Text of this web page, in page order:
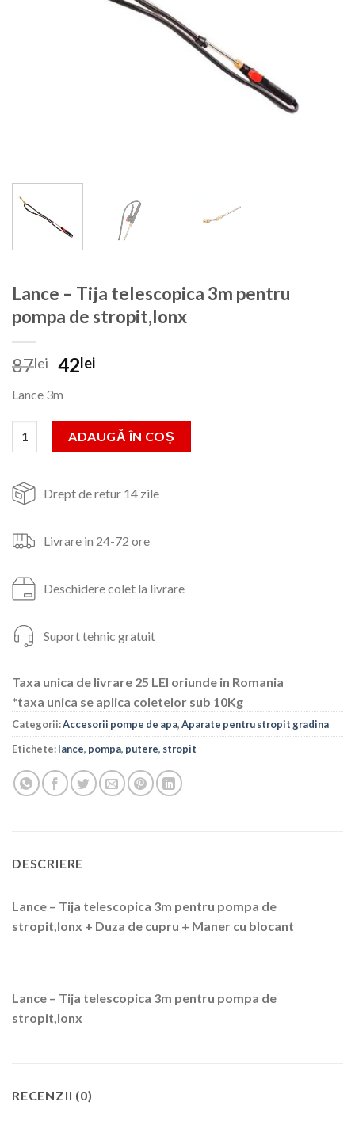
Lance – Tija telescopica 3m pentru
pompa de stropit,Ionx
87lei Prețul
a
fost:
87lei.
42leiPrețul
42lei.
Lance 3m
Cantitate Lance - Tija telescopica 3m pentru pompa de
ADAUGĂ ÎN COȘ
Drept de retur 14 zile
Livrare in 24-72 ore
Deschidere colet la livrare
Suport tehnic gratuit
Taxa unica de livrare 25 LEI oriunde in Romania
*taxa unica se aplica coletelor sub 10Kg
Categorii:Accesorii pompe de apa,Aparate pentru stropit gradina
Etichete:lance, pompa, putere, stropit
DESCRIERE
Lance – Tija telescopica 3m pentru pompa de
stropit,Ionx + Duza de cupru + Maner cu blocant
Lance – Tija telescopica 3m pentru pompa de
stropit,Ionx
RECENZII (0)